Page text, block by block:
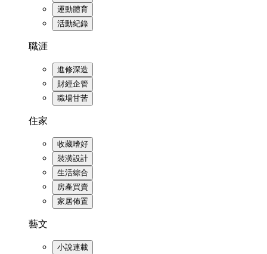
運動體育
活動紀錄
職涯
進修深造
財經企管
職場甘苦
住家
收藏嗜好
裝潢設計
生活綜合
房產買賣
家居佈置
藝文
小說連載